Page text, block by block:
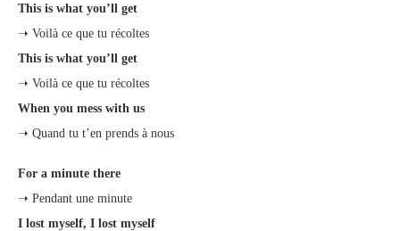
This is what you’ll get
➝ Voilà ce que tu récoltes
This is what you’ll get
➝ Voilà ce que tu récoltes
When you mess with us
➝ Quand tu t’en prends à nous
For a minute there
➝ Pendant une minute
I lost myself, I lost myself